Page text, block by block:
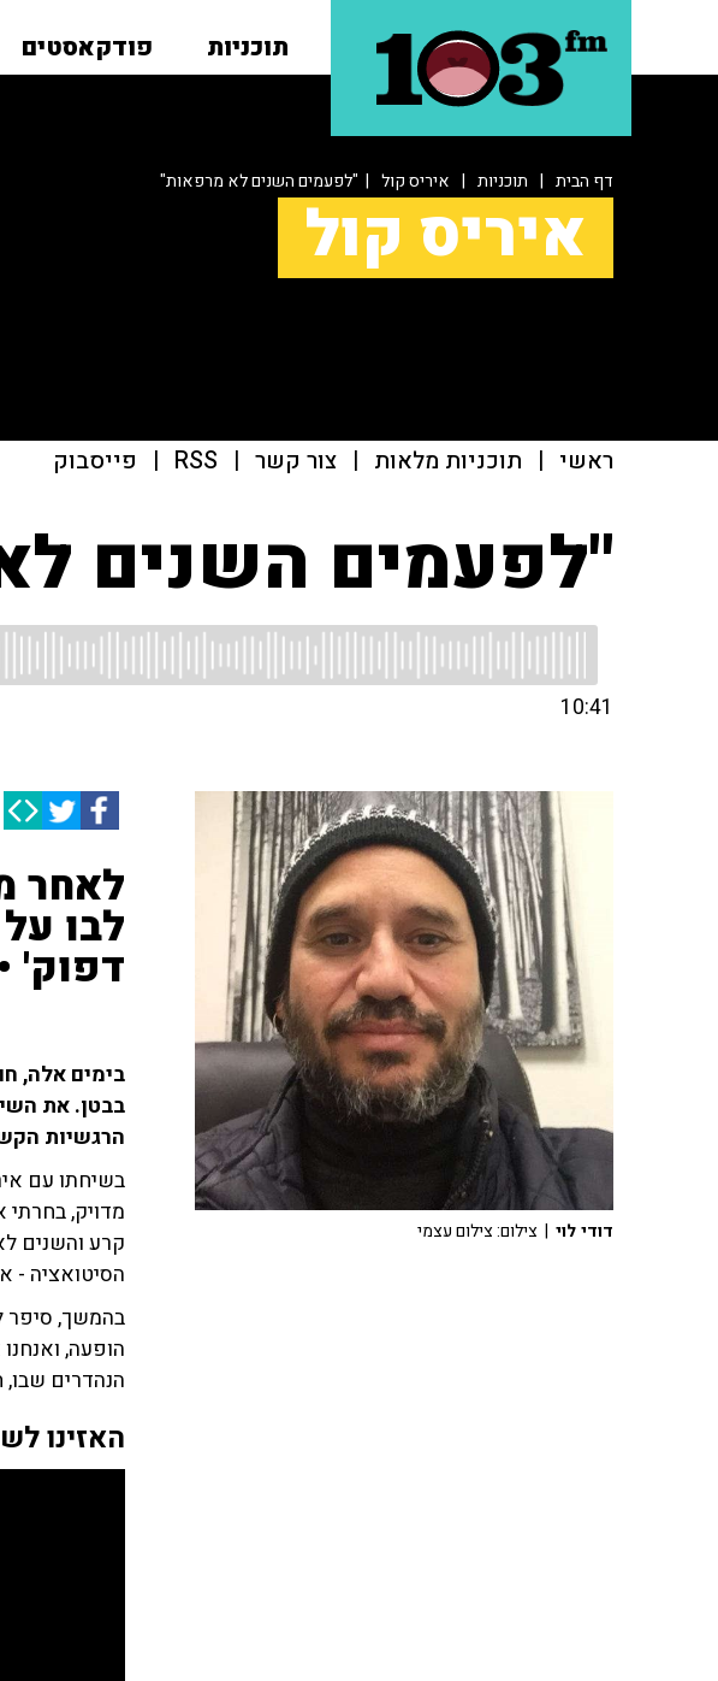
תוכניות פודקאסטים
דף הבית | תוכניות | איריס קול | "לפעמים השנים לא מרפאות"
איריס קול
ראשי | תוכניות מלאות | צור קשר |
RSS
| פייסבוק
"לפעמים השנים
10:41
לאחר
לבו
דפוק'
בימים אלה,
בבטן. את
הרגשיות
מדויק, בחרתי
קרע והשנים
הסיטואציה -
בהמשך, סיפר
הופעה,
הנהדרים
האזינו
דודי לוי | צילום: צילום עצמי